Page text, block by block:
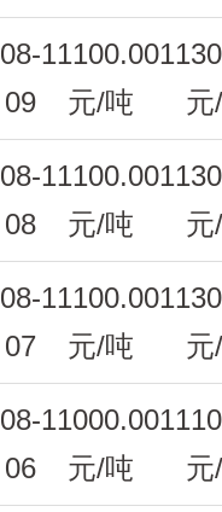
08-
09
11100.00
元/吨
元
08-
08
11100.00
元/吨
元
08-
07
11100.00
元/吨
元
08-
06
11000.00
元/吨
元